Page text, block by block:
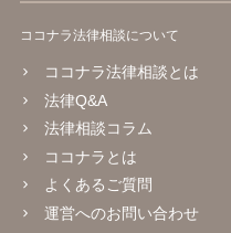
ココナラ法律相談について
ココナラ法律相談とは
法律Q&A
法律相談コラム
ココナラとは
よくあるご質問
運営へのお問い合わせ